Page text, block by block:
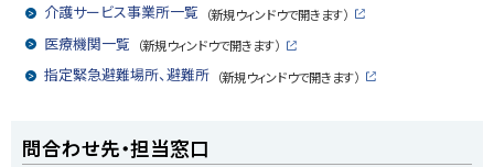
介護サービス事業所一覧
（新規ウィンドウで開きます）
イ
ト
医療機関一覧 （新規ウィンドウで開きます）
部
サ
指定緊急避難場所、避難所 （新規ウィンドウで開きます）
問合わせ先・担当窓口